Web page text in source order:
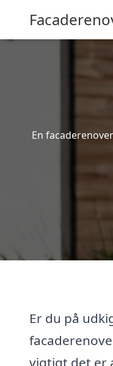
En
Er du på
vigtigt det er